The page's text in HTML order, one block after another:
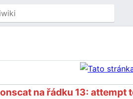
na řádku 13: attempt